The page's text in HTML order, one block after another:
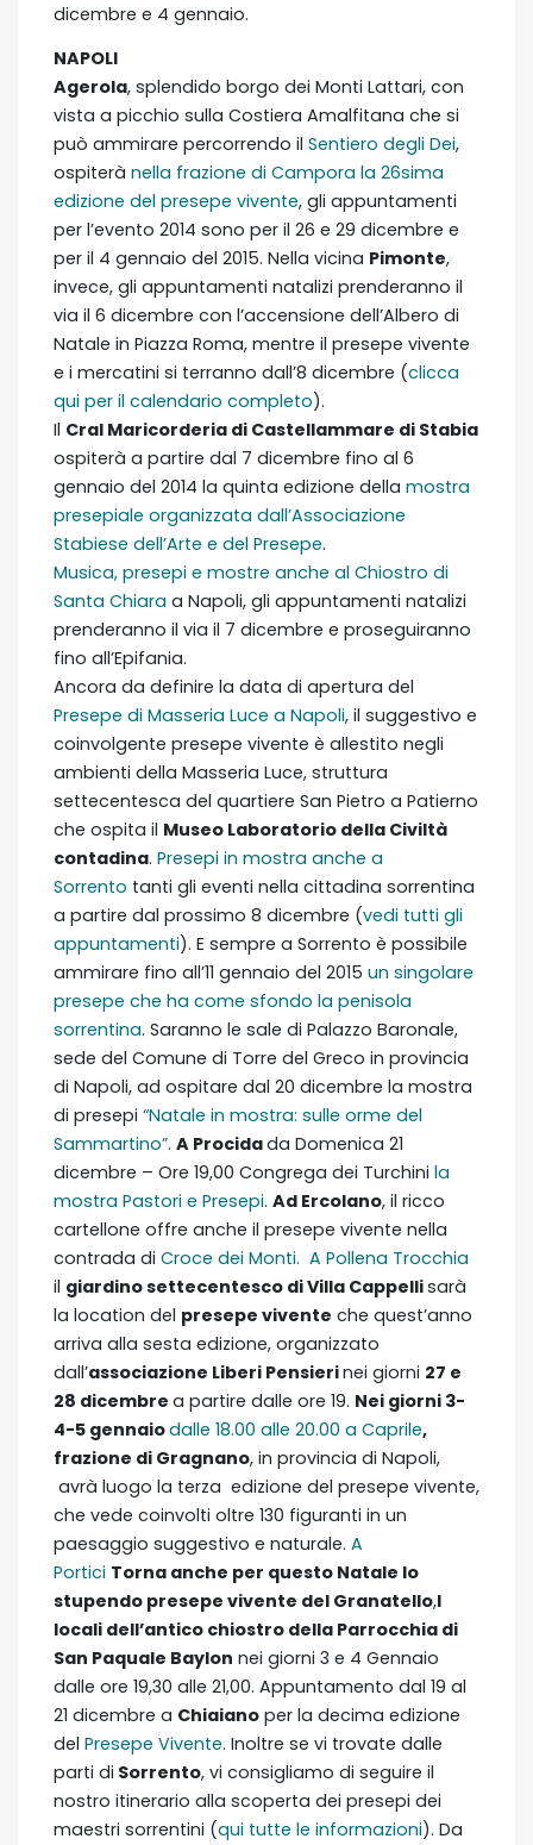
dicembre e 4 gennaio.
NAPOLI
Agerola, splendido borgo dei Monti Lattari, con
vista a picchio sulla Costiera Amalfitana che si
può ammirare percorrendo il Sentiero degli Dei,
ospiterà nella frazione di Campora la 26sima
edizione del presepe vivente, gli appuntamenti
per l’evento 2014 sono per il 26 e 29 dicembre e
per il 4 gennaio del 2015. Nella vicina Pimonte,
invece, gli appuntamenti natalizi prenderanno il
via il 6 dicembre con l’accensione dell’Albero di
Natale in Piazza Roma, mentre il presepe vivente
e i mercatini si terranno dall’8 dicembre (clicca
qui per il calendario completo).
Il Cral Maricorderia di Castellammare di Stabia
ospiterà a partire dal 7 dicembre fino al 6
gennaio del 2014 la quinta edizione della mostra
presepiale organizzata dall’Associazione
Stabiese dell’Arte e del Presepe.
Musica, presepi e mostre anche al Chiostro di
Santa Chiara a Napoli, gli appuntamenti natalizi
prenderanno il via il 7 dicembre e proseguiranno
fino all’Epifania.
Ancora da definire la data di apertura del
Presepe di Masseria Luce a Napoli, il suggestivo e
coinvolgente presepe vivente è allestito negli
ambienti della Masseria Luce, struttura
settecentesca del quartiere San Pietro a Patierno
che ospita il Museo Laboratorio della Civiltà
contadina. Presepi in mostra anche a
Sorrento tanti gli eventi nella cittadina sorrentina
a partire dal prossimo 8 dicembre (vedi tutti gli
appuntamenti). E sempre a Sorrento è possibile
ammirare fino all’11 gennaio del 2015 un singolare
presepe che ha come sfondo la penisola
sorrentina. Saranno le sale di Palazzo Baronale,
sede del Comune di Torre del Greco in provincia
di Napoli, ad ospitare dal 20 dicembre la mostra
di presepi “Natale in mostra: sulle orme del
Sammartino”. A Procidada Domenica 21
dicembre – Ore 19,00 Congrega dei Turchini la
mostra Pastori e Presepi. Ad Ercolano, il ricco
cartellone offre anche il presepe vivente nella
contrada di Croce dei Monti. A Pollena Trocchia
il giardino settecentesco di Villa Cappellisarà
la location del presepe vivente che quest’anno
arriva alla sesta edizione, organizzato
dall’associazione Liberi Pensierinei giorni 27 e
28 dicembre a partire dalle ore 19. Nei giorni 3-
4-5 gennaiodalle 18.00 alle 20.00 a Caprile,
frazione di Gragnano, in provincia di Napoli,
avrà luogo la terza edizione del presepe vivente,
che vede coinvolti oltre 130 figuranti in un
paesaggio suggestivo e naturale. A
Portici Torna anche per questo Natale lo
stupendo presepe vivente del Granatello,I
locali dell’antico chiostro della Parrocchia di
San Paquale Baylon nei giorni 3 e 4 Gennaio
dalle ore 19,30 alle 21,00. Appuntamento dal 19 al
21 dicembre a Chiaiano per la decima edizione
del Presepe Vivente. Inoltre se vi trovate dalle
parti di Sorrento, vi consigliamo di seguire il
nostro itinerario alla scoperta dei presepi dei
maestri sorrentini (qui tutte le informazioni). Da